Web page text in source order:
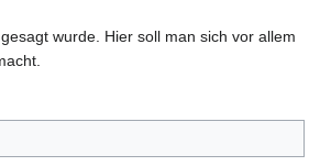
wurde. Hier soll man sich vor allem